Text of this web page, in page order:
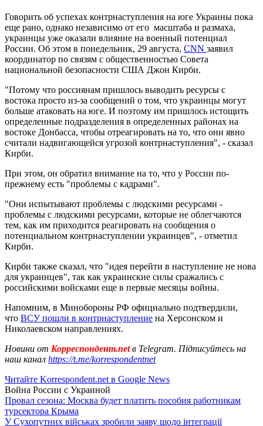
Говорить об успехах контрнаступления на юге Украины пока
еще рано, однако независимо от его масштаба и размаха,
украинцы уже оказали влияние на военный потенциал
России. Об этом в понедельник, 29 августа, CNN заявил
координатор по связям с общественностью Совета
национальной безопасности США Джон Кирби.
"Потому что россиянам пришлось выводить ресурсы с
востока просто из-за сообщений о том, что украинцы могут
больше атаковать на юге. И поэтому им пришлось истощить
определенные подразделения в определенных районах на
востоке Донбасса, чтобы отреагировать на то, что они явно
считали надвигающейся угрозой контрнаступления", - сказал
Кирби.
При этом, он обратил внимание на то, что у России по-
прежнему есть "проблемы с кадрами".
"Они испытывают проблемы с людскими ресурсами -
проблемы с людскими ресурсами, которые не облегчаются
тем, как им приходится реагировать на сообщения о
потенциальном контрнаступлении украинцев", - отметил
Кирби.
Кирби также сказал, что "идея перейти в наступление не нова
для украинцев", так как украинские силы сражались с
российскими войсками еще в первые месяцы войны.
Напомним, в Минобороны РФ официально подтвердили,
что ВСУ пошли в контрнаступление на Херсонском и
Николаевском направлениях.
Новини от Корреспондент.netв Telegram. Підписуйтесь на
наш канал https://t.me/korrespondentnet
Читайте Korrespondent.net в Google News
Война России с Украиной
Провал сезона: Москва будет платить пособия работникам
турсектора Крыма
У Сухопутних військах зробили заяву щодо інтеграції